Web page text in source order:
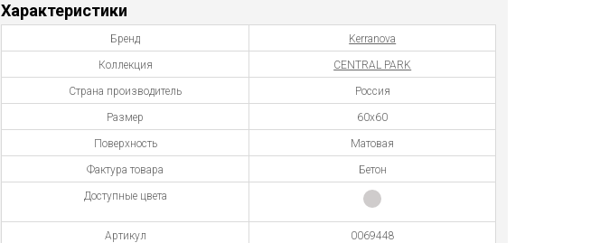
Характеристики
Бренд Kerranova
Коллекция CENTRAL PARK
Страна производитель Россия
Размер 60x60
Поверхность Матовая
Фактура товара Бетон
Доступные цвета
Артикул 0069448